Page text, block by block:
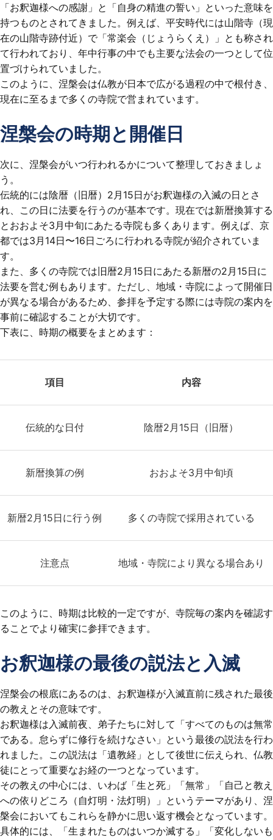
「お釈迦様への感謝」と「自身の精進の誓い」といった意味を
持つものとされてきました。例えば、平安時代には山階寺（現
在の山階寺跡付近）で「常楽会（じょうらくえ）」とも称され
て行われており、年中行事の中でも主要な法会の一つとして位
置づけられていました。
このように、涅槃会は仏教が日本で広がる過程の中で根付き、
現在に至るまで多くの寺院で営まれています。
涅槃会の時期と開催日
次に、涅槃会がいつ行われるかについて整理しておきましょ
う。
伝統的には陰暦（旧暦）2月15日がお釈迦様の入滅の日とさ
れ、この日に法要を行うのが基本です。現在では新暦換算する
とおおよそ3月中旬にあたる寺院も多くあります。例えば、京
都では3月14日〜16日ごろに行われる寺院が紹介されていま
す。
また、多くの寺院では旧暦2月15日にあたる新暦の2月15日に
法要を営む例もあります。ただし、地域・寺院によって開催日
が異なる場合があるため、参拝を予定する際には寺院の案内を
事前に確認することが大切です。
下表に、時期の概要をまとめます：
項目 内容
伝統的な日付 陰暦2月15日（旧暦）
新暦換算の例 おおよそ3月中旬頃
新暦2月15日に行う例 多くの寺院で採用されている
注意点 地域・寺院により異なる場合あり
このように、時期は比較的一定ですが、寺院毎の案内を確認す
ることでより確実に参拝できます。
お釈迦様の最後の説法と入滅
涅槃会の根底にあるのは、お釈迦様が入滅直前に残された最後
の教えとその意味です。
お釈迦様は入滅前夜、弟子たちに対して「すべてのものは無常
である。怠らずに修行を続けなさい」という最後の説法を行わ
れました。この説法は「遺教経」として後世に伝えられ、仏教
徒にとって重要なお経の一つとなっています。
その教えの中心には、いわば「生と死」「無常」「自己と教え
への依りどころ（自灯明・法灯明）」というテーマがあり、涅
槃会においてもこれらを静かに思い返す機会となっています。
具体的には、「生まれたものはいつか滅する」「変化しないも